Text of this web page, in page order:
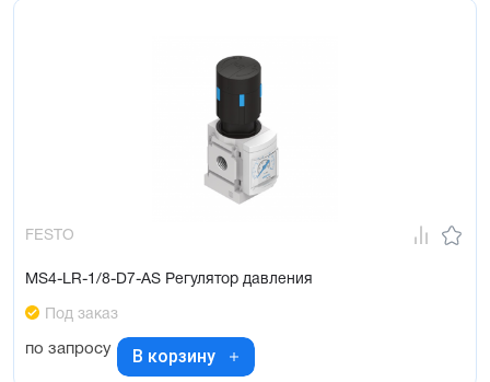
FESTO
MS4-LR-1/8-D7-AS Регулятор давления
Под заказ
по запросу В корзину